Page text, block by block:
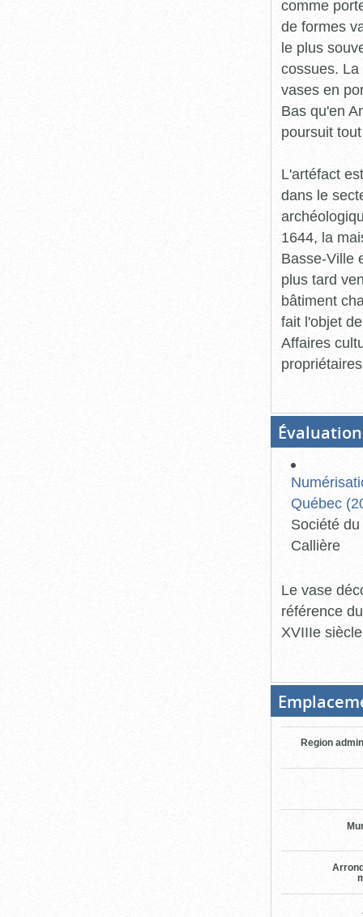
comme
de formes
le plus
cossues.
vases en
Bas qu'en
poursuit
L'artéfact
dans le
1644, la
Basse-Ville
plus tard
bâtiment
fait l'objet
Affaires
Québec
Société
Callière
Le vase
référence
XVIIIe
Region